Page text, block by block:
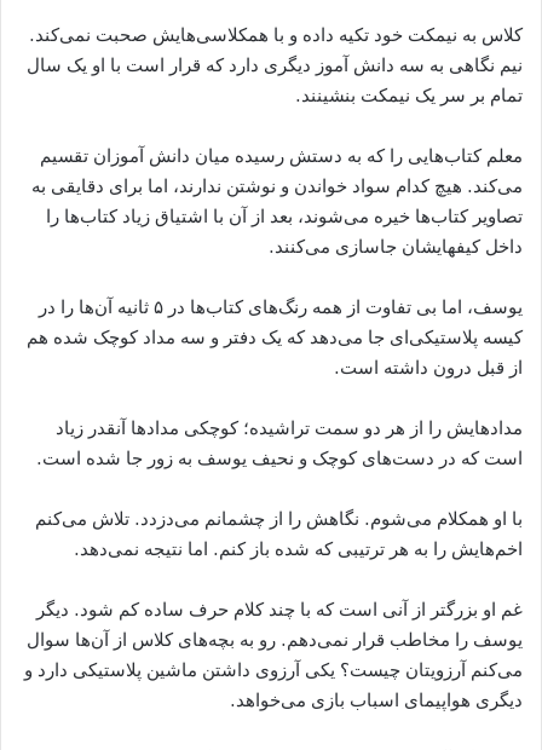
کلاس به نیمکت خود تکیه داده و با همکلاسی‌هایش صحبت نمی‌کند.
نیم نگاهی به سه دانش آموز دیگری دارد که قرار است با او یک سال
تمام بر سر یک نیمکت بنشینند.
معلم کتاب‌هایی را که به دستش رسیده میان دانش آموزان تقسیم
می‌کند. هیچ کدام سواد خواندن و نوشتن ندارند، اما برای دقایقی به
تصاویر کتاب‌ها خیره می‌شوند، بعد از آن با اشتیاق زیاد کتاب‌ها را
داخل کیفهایشان جاسازی می‌کنند.
یوسف، اما بی تفاوت از همه رنگ‌های کتاب‌ها در ۵ ثانیه آن‌ها را در
کیسه پلاستیکی‌ای جا می‌دهد که یک دفتر و سه مداد کوچک شده هم
از قبل درون داشته است.
مدادهایش را از هر دو سمت تراشیده؛ کوچکی مداد‌ها آنقدر زیاد
است که در دست‌های کوچک و نحیف یوسف به زور جا شده است.
با او همکلام می‌شوم. نگاهش را از چشمانم می‌دزدد. تلاش می‌کنم
اخم‌هایش را به هر ترتیبی که شده باز کنم. اما نتیجه نمی‌دهد.
غم او بزرگتر از آنی است که با چند کلام حرف ساده کم شود. دیگر
یوسف را مخاطب قرار نمی‌دهم. رو به بچه‌های کلاس از آن‌ها سوال
می‌کنم آرزویتان چیست؟ یکی آرزوی داشتن ماشین پلاستیکی دارد و
دیگری هواپیمای اسباب بازی می‌خواهد.